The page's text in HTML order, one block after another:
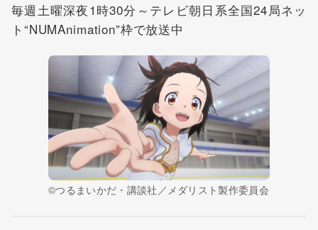
毎週土曜深夜1時30分～テレビ朝日系全国24局ネッ
ト“NUMAnimation”枠で放送中
©つるまいかだ・講談社／メダリスト製作委員会